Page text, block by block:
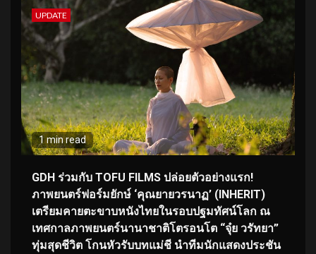
UPDATE
1 min read
GDH ร่วมกับ TOFU FILMS ปล่อยตัวอย่างแรก!
ภาพยนตร์ฟอร์มยักษ์ ‘คุณยายวรนาฏ’ (INHERIT)
เตรียมคายตะขาบหนังไทยในรอบปฐมทัศน์โลก ณ
เทศกาลภาพยนตร์นานาชาติโตรอนโต “จุ๋ย วรัทยา”
ทุ่มสุดชีวิต โกนหัวรับบทแม่ชี นำทีมนักแสดงประชัน